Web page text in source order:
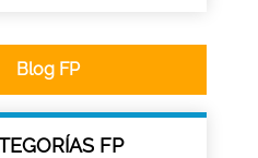
Blog FP
FP